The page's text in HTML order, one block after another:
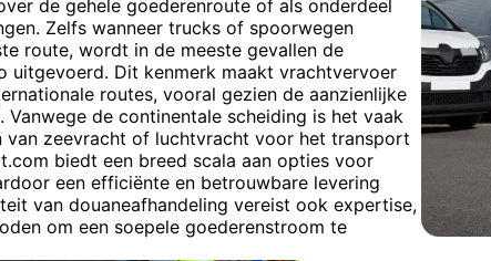
de gehele goederenroute of als onderdeel
Zelfs wanneer trucks of spoorwegen
route, wordt in de meeste gevallen de
uitgevoerd. Dit kenmerk maakt vrachtvervoer
routes, vooral gezien de aanzienlijke
Vanwege de continentale scheiding is het vaak
van zeevracht of luchtvracht voor het transport
biedt een breed scala aan opties voor
een efficiënte en betrouwbare levering
van douaneafhandeling vereist ook expertise,
om een soepele goederenstroom te